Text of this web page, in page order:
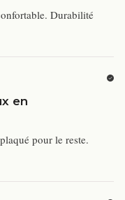
Durabilité
en
pour le reste.